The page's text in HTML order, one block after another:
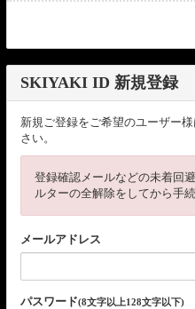
SKIYAKI ID 新規登録
新規ご登録をご希望のユーザー
さい。
登録確認メールなどの未着回
ルターの全解除をしてから手
メールアドレス
パスワード(8文字以上128文字以下)